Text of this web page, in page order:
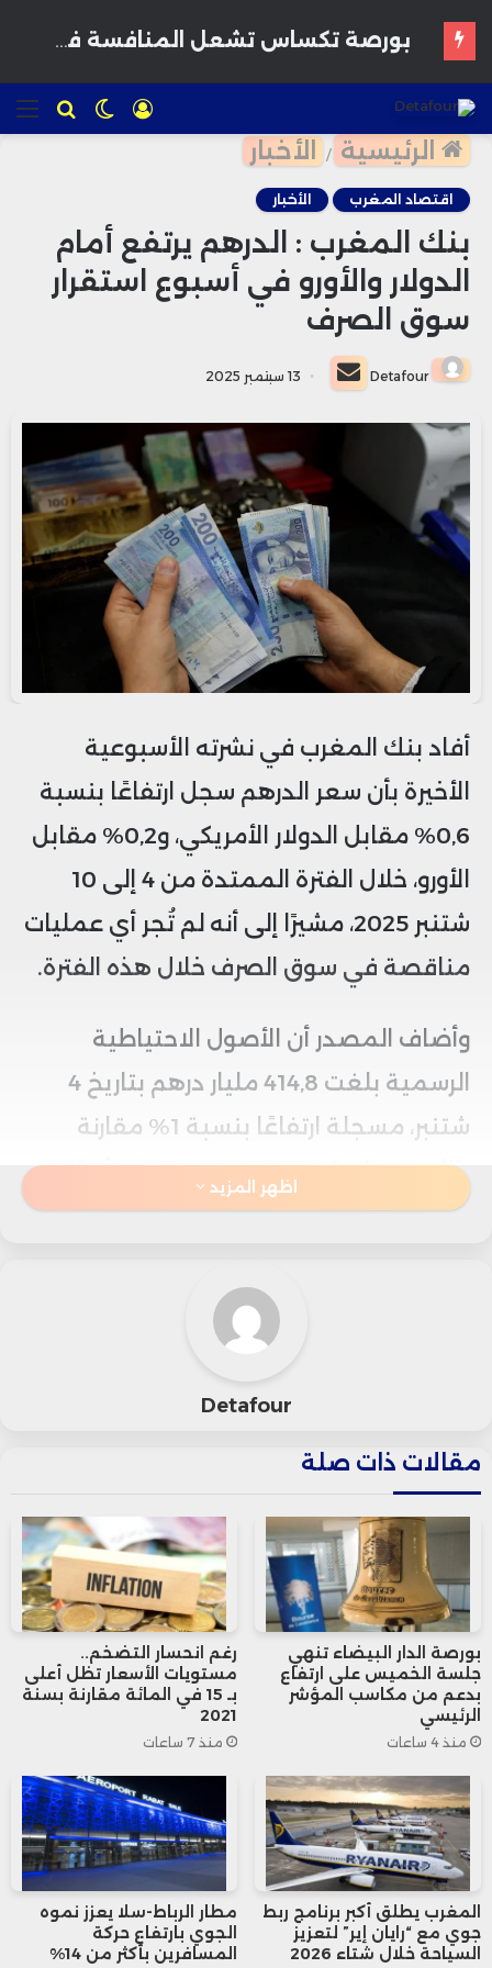
للبحث الوضع
المظلم
تسجيل
الدخول
الرئيسية / الأخبار
اقتصاد المغرب الأخبار
بنك المغرب : الدرهم يرتفع أمام
الدولار والأورو في أسبوع استقرار
سوق الصرف
Detafour
أرسل
بريدا
إلكترونيا
13 سبتمبر 2025
أفاد بنك المغرب في نشرته الأسبوعية
الأخيرة بأن سعر الدرهم سجل ارتفاعًا بنسبة
0,6% مقابل الدولار الأمريكي، و0,2% مقابل
الأورو، خلال الفترة الممتدة من 4 إلى 10
شتنبر 2025، مشيرًا إلى أنه لم تُجر أي عمليات
مناقصة في سوق الصرف خلال هذه الفترة.
وأضاف المصدر أن الأصول الاحتياطية
الرسمية بلغت 414,8 مليار درهم بتاريخ 4
شتنبر، مسجلة ارتفاعًا بنسبة 1% مقارنة
بالأسبوع السابق، وبنسبة 14% على أساس
سنوي.
وأوضح بنك المغرب أن حجم تدخلاته خلال
بقيمة 56,2 مليار درهم، وعمليات إعادة
وعلى مستوى السوق بين الأبناك، سجل
متوسط حجم التداول اليومي 5,2 مليار درهم،
فيما بلغ المعدل البين-بنكي 2,25% في
المتوسط. كما ضخ البنك المركزي يوم 10
مبلغ 59,9 مليار درهم على شكل تسبيقات
لمدة 7 أيام.
وفي سوق البورصة، شهد مؤشر “مازي”
تراجعًا بنسبة 1,5% خلال الأسبوع، ليصل
اظهر المزيد
Detafour
مقالات ذات صلة
بورصة الدار البيضاء تنهي
جلسة الخميس على ارتفاع
بدعم من مكاسب المؤشر
الرئيسي
منذ 4 ساعات
رغم انحسار التضخم..
مستويات الأسعار تظل أعلى
بـ 15 في المائة مقارنة بسنة
2021
منذ 7 ساعات
المغرب يطلق أكبر برنامج ربط
جوي مع “رايان إير” لتعزيز
السياحة خلال شتاء 2026
مطار الرباط-سلا يعزز نموه
الجوي بارتفاع حركة
المسافرين بأكثر من 14%